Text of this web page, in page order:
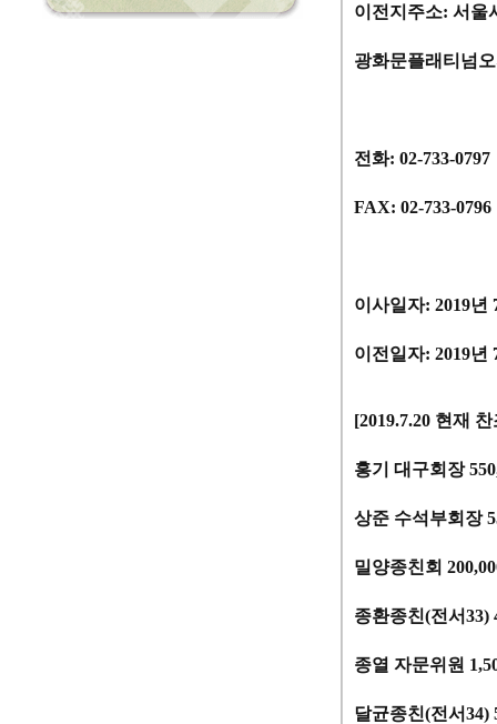
이전지주소: 서울
광화문플래티넘
전화: 02-733-0797
FAX: 02-733-0796
이사일자: 2019년
이전일자: 2019년
[2019.7.20 현재
홍기 대구회장
상준 수석부회장
밀양종친회
종환종친(전서33)
종열 자문위원
달균종친(전서34)